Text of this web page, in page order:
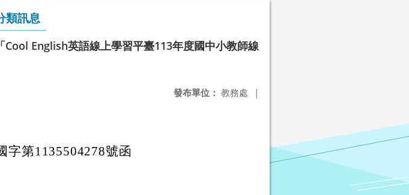
類訊息
English英語線上學習平臺113年度國中小教師線
發布單位： 教務處 |
字第1135504278號函